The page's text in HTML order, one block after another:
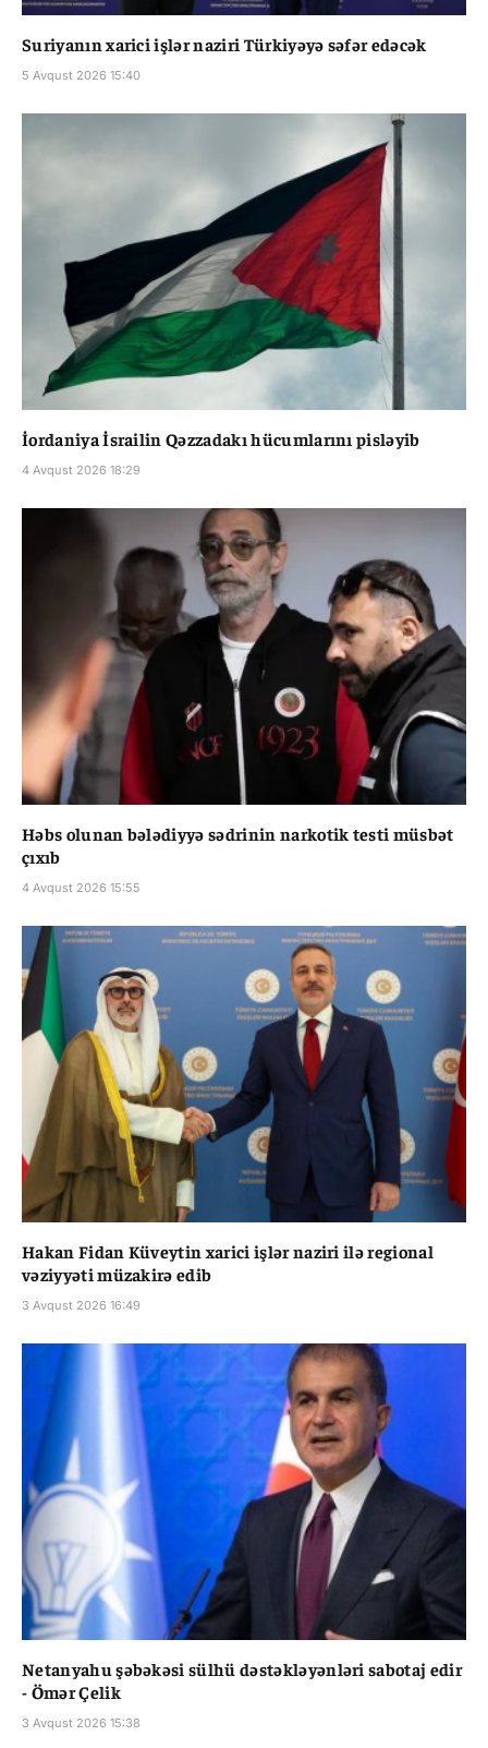
Suriyanın xarici işlər naziri Türkiyəyə səfər edəcək
5 Avqust 2026 15:40
İordaniya İsrailin Qəzzadakı hücumlarını pisləyib
4 Avqust 2026 18:29
Həbs olunan bələdiyyə sədrinin narkotik testi müsbət
çıxıb
4 Avqust 2026 15:55
Hakan Fidan Küveytin xarici işlər naziri ilə regional
vəziyyəti müzakirə edib
3 Avqust 2026 16:49
Netanyahu şəbəkəsi sülhü dəstəkləyənləri sabotaj edir
- Ömər Çelik
3 Avqust 2026 15:38